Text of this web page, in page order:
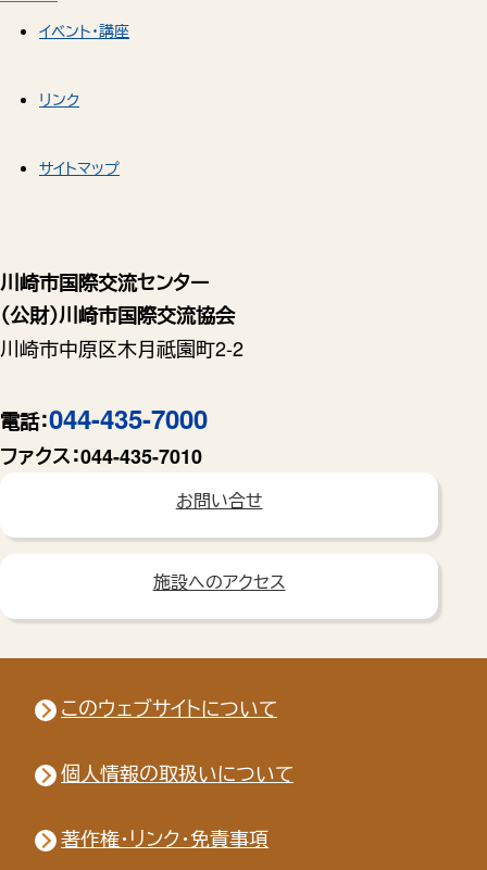
川崎市国際交流センター
（公財）川崎市国際交流協会
川崎市中原区木月祗園町2-2
電話：044-435-7000
ファクス：044-435-7010
お問い合せ
施設へのアクセス
イベント・講座
リンク
サイトマップ
このウェブサイトについて
個人情報の取扱いについて
著作権・リンク・免責事項